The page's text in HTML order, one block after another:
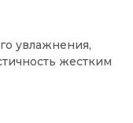
увлажнения,
жестким